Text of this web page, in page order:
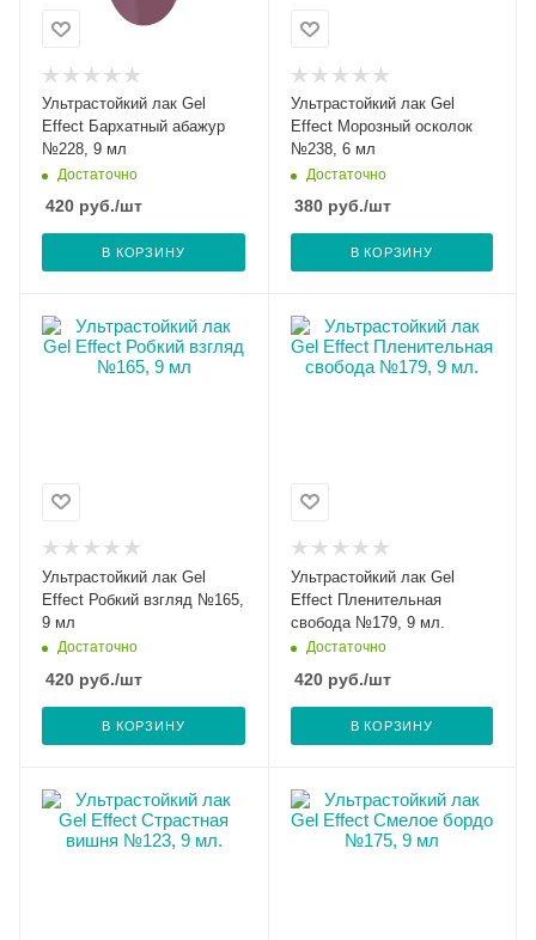
Ультрастойкий лак Gel
Effect Бархатный абажур
№228, 9 мл
Достаточно
420 руб./шт
В КОРЗИНУ
Ультрастойкий лак Gel
Effect Морозный осколок
№238, 6 мл
Достаточно
380руб./шт
В КОРЗИНУ
Ультрастойкий лак Gel
Effect Робкий взгляд №165,
9 мл
Достаточно
420 руб./шт
В КОРЗИНУ
Ультрастойкий лак Gel
Effect Пленительная
свобода №179, 9 мл.
Достаточно
420руб./шт
В КОРЗИНУ